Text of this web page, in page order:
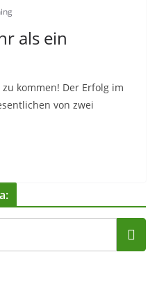
als ein
kommen! Der Erfolg im
von zwei